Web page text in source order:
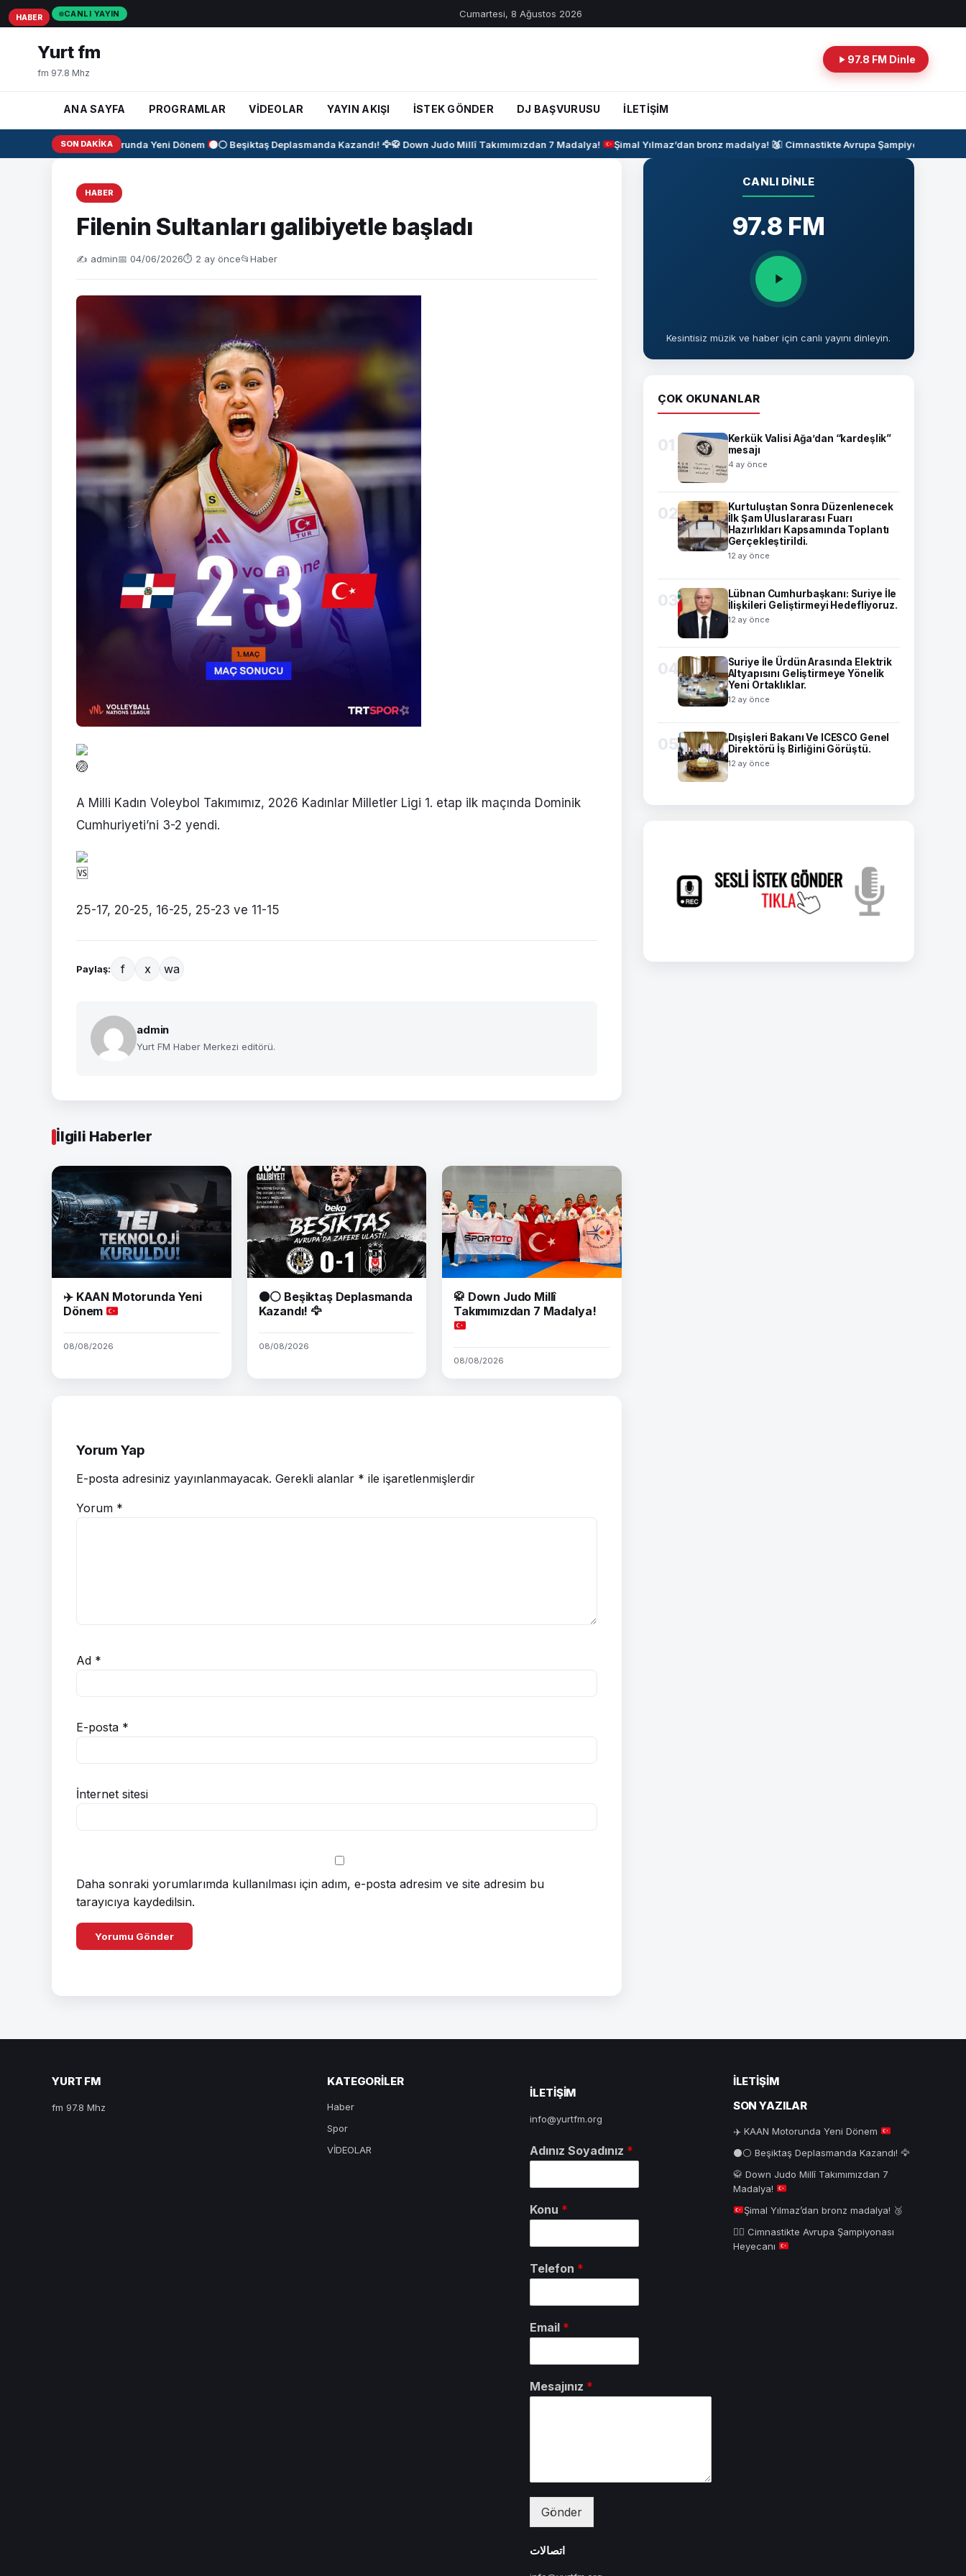
CANLI YAYIN Cumartesi, 8 Ağustos 2026
Yurt fm
fm 97.8 Mhz
97.8 FM Dinle
ANA SAYFA PROGRAMLAR VİDEOLAR YAYIN AKIŞI İSTEK GÖNDER DJ BAŞVURUSU İLETİŞİM
SON DAKIKA
✈️ KAAN Motorunda Yeni Dönem⚫⚪ Beşiktaş Deplasmanda Kazandı! 🦅🥋Down Judo Millî Takımımızdan 7 Madalya! Şimal Yılmaz’dan bronz madalya!🥉
🤸‍♂️Cimnastikte Avrupa Şampiyonası
HABER
Filenin Sultanları galibiyetle başladı
✍️ admin📅 04/06/2026⏱ 2 ay önce📂Haber
A Milli Kadın Voleybol Takımımız, 2026 Kadınlar Milletler Ligi 1. etap ilk maçında Dominik
Cumhuriyeti’ni 3-2 yendi.
25-17, 20-25, 16-25, 25-23 ve 11-15
Paylaş: f x wa
admin
Yurt FM Haber Merkezi editörü.
İlgili Haberler
HABER
✈️KAAN Motorunda Yeni
Dönem
08/08/2026
HABER
⚫⚪ Beşiktaş Deplasmanda
Kazandı! 🦅
08/08/2026
HABER
🥋 Down Judo Millî
Takımımızdan 7 Madalya!
08/08/2026
Yorum Yap
E-posta adresiniz yayınlanmayacak. Gerekli alanlar * ile işaretlenmişlerdir
Yorum *
Ad *
E-posta *
İnternet sitesi
Daha sonraki yorumlarımda kullanılması için adım, e-posta adresim ve site adresim bu
tarayıcıya kaydedilsin.
CANLI DINLE
97.8 FM
Kesintisiz müzik ve haber için canlı yayını dinleyin.
ÇOK OKUNANLAR
01
Kerkük Valisi Ağa’dan “kardeşlik”
mesajı
4 ay önce
02
Kurtuluştan Sonra Düzenlenecek
İlk Şam Uluslararası Fuarı
Hazırlıkları Kapsamında Toplantı
Gerçekleştirildi.
12 ay önce
03
Lübnan Cumhurbaşkanı: Suriye İle
İlişkileri Geliştirmeyi Hedefliyoruz.
12 ay önce
04
Suriye İle Ürdün Arasında Elektrik
Altyapısını Geliştirmeye Yönelik
Yeni Ortaklıklar.
12 ay önce
05
Dışişleri Bakanı Ve ICESCO Genel
Direktörü İş Birliğini Görüştü.
12 ay önce
YURT FM
fm 97.8 Mhz
KATEGORILER
Haber
Spor
VİDEOLAR
ILETIŞIM
info@yurtfm.org
Adınız Soyadınız *
Konu *
Telefon *
Email *
Mesajınız *
Gönder
اتصالات
İLETIŞIM
SON YAZILAR
✈️KAAN Motorunda Yeni Dönem
⚫⚪ Beşiktaş Deplasmanda Kazandı! 🦅
🥋 Down Judo Millî Takımımızdan 7
Madalya!
Şimal Yılmaz’dan bronz madalya! 🥉
🤸‍♂️ Cimnastikte Avrupa Şampiyonası
Heyecanı